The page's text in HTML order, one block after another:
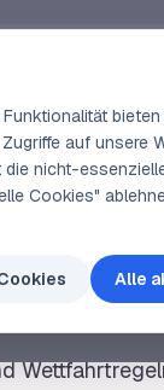
auf unsere
nicht-
Cookies"
Alle